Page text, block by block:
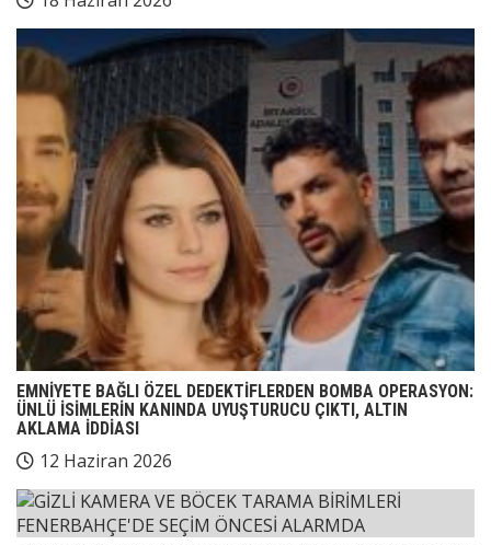
EMNİYETE BAĞLI ÖZEL DEDEKTİFLERDEN BOMBA OPERASYON:
ÜNLÜ İSİMLERİN KANINDA UYUŞTURUCU ÇIKTI, ALTIN
AKLAMA İDDİASI
12 Haziran 2026